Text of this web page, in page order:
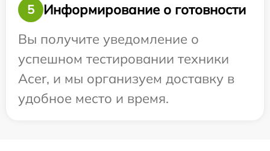
5
Информирование о готовности
Вы получите уведомление о
успешном тестировании техники
Acer, и мы организуем доставку в
удобное место и время.